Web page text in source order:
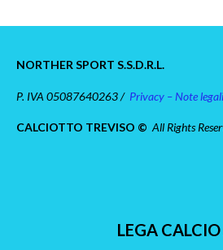
NORTHER SPORT S.S.D.R.L.
P. IVA 05087640263 / Privacy – Note
CALCIOTTO TREVISO © All Rights
LEGA